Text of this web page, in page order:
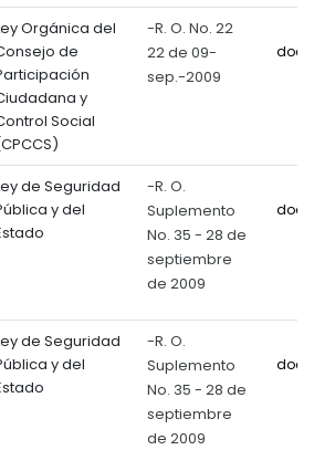
Orgánica del
de
y
Social
-R. O. No. 22
22 de 09-
sep.-2009
de Seguridad
y del
-R. O.
Suplemento
No. 35 - 28 de
septiembre
de 2009
de Seguridad
y del
-R. O.
Suplemento
No. 35 - 28 de
septiembre
de 2009